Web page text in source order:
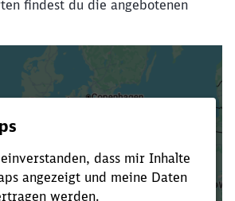
findest du die angebotenen